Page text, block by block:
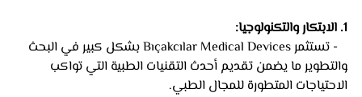
1. الابتكار والتكنولوجيا:
   - تستثمر Bıçakcılar Medical Devices بشكل كبير في البحث
والتطوير ما يضمن تقديم أحدث التقنيات الطبية التي تواكب
الاحتياجات المتطورة للمجال الطبي.